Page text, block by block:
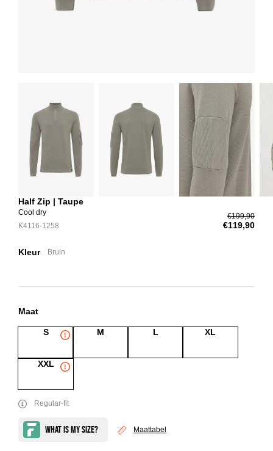
Half Zip | Taupe
Cool dry
K4116-1258
€199,90
€119,90
Kleur Bruin
Maat
S M L XL
XXL
Maattabel
Regular-fit